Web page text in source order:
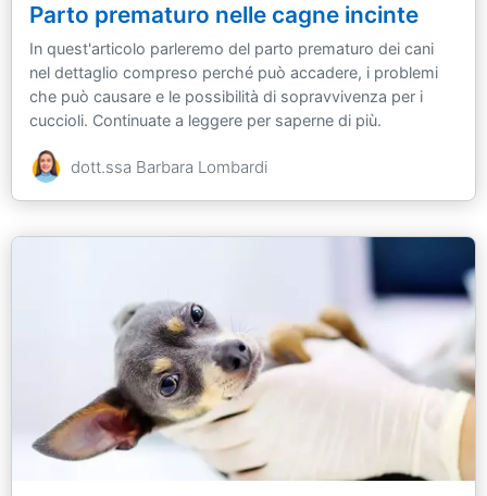
Parto prematuro nelle cagne incinte
In quest'articolo parleremo del parto prematuro dei cani
nel dettaglio compreso perché può accadere, i problemi
che può causare e le possibilità di sopravvivenza per i
cuccioli. Continuate a leggere per saperne di più.
dott.ssa Barbara Lombardi